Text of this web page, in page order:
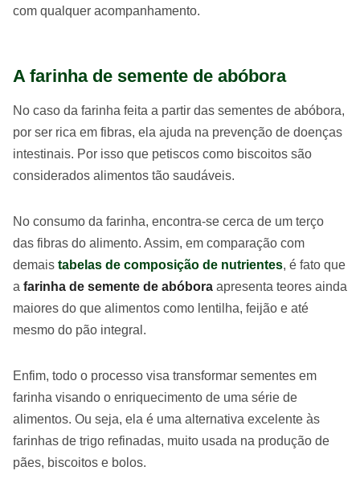
com qualquer acompanhamento.
A farinha de semente de abóbora
No caso da farinha feita a partir das sementes de abóbora,
por ser rica em fibras, ela ajuda na prevenção de doenças
intestinais. Por isso que petiscos como biscoitos são
considerados alimentos tão saudáveis.
No consumo da farinha, encontra-se cerca de um terço
das fibras do alimento. Assim, em comparação com
demais tabelas de composição de nutrientes, é fato que
a farinha de semente de abóbora apresenta teores ainda
maiores do que alimentos como lentilha, feijão e até
mesmo do pão integral.
Enfim, todo o processo visa transformar sementes em
farinha visando o enriquecimento de uma série de
alimentos. Ou seja, ela é uma alternativa excelente às
farinhas de trigo refinadas, muito usada na produção de
pães, biscoitos e bolos.